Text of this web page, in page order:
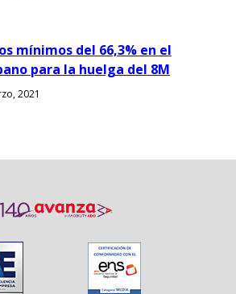
mínimos del 66,3% en el
para la huelga del 8M
2021